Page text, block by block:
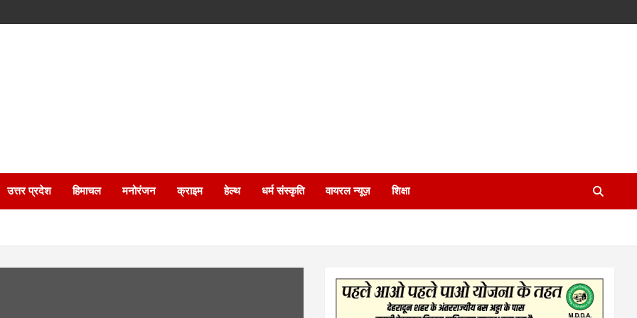
उत्तर प्रदेश हिमाचल मनोरंजन क्राइम हेल्थ धर्म संस्कृति वायरल न्यूज़ शिक्षा